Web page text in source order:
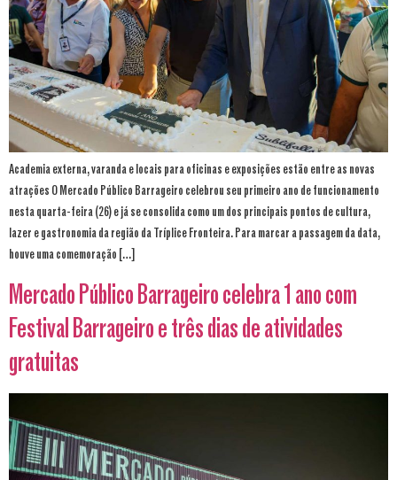
Academia externa, varanda e locais para oficinas e exposições estão entre as novas
atrações O Mercado Público Barrageiro celebrou seu primeiro ano de funcionamento
nesta quarta-feira (26) e já se consolida como um dos principais pontos de cultura,
lazer e gastronomia da região da Tríplice Fronteira. Para marcar a passagem da data,
houve uma comemoração […]
Mercado Público Barrageiro celebra 1 ano com
Festival Barrageiro e três dias de atividades
gratuitas